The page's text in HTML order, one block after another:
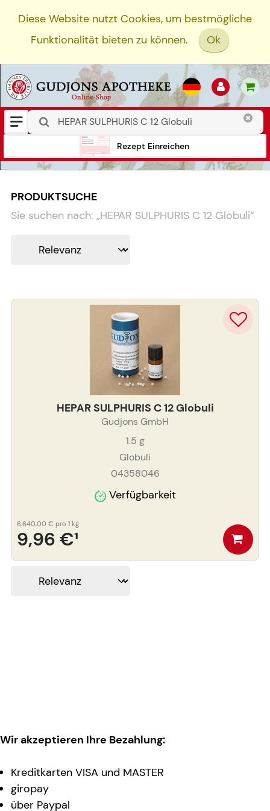
Diese Website nutzt Cookies, um bestmögliche
Funktionalität bieten zu können.
Ok
Rezept Einreichen
PRODUKTSUCHE
Sie suchen nach: „HEPAR SULPHURIS C 12 Globuli“
HEPAR SULPHURIS C 12 Globuli
Gudjons GmbH
1.5 g
Globuli
04358046
Verfügbarkeit
9,96 €¹
6.640,00 € pro 1 kg
Wir akzeptieren Ihre Bezahlung:
Kreditkarten VISA und MASTER
giropay
über Paypal